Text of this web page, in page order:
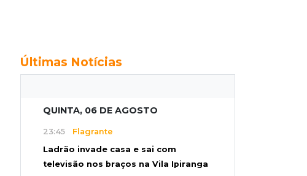
Últimas Notícias
QUINTA, 06 DE AGOSTO
23:45 Flagrante
Ladrão invade casa e sai com
televisão nos braços na Vila Ipiranga